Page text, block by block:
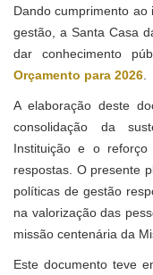
Dando cumprimento
gestão, a Santa Casa
dar conhecimento
Orçamento para 2026
A elaboração deste
consolidação da
Instituição e o
respostas. O presente
políticas de gestão
na valorização das
missão centenária da
Este documento teve